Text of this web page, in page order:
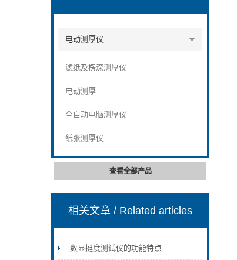
电动测厚仪
滤纸及楞深测厚仪
电动测厚
全自动电脑测厚仪
纸张测厚仪
查看全部产品
相关文章/ Related articles
数显挺度测试仪的功能特点